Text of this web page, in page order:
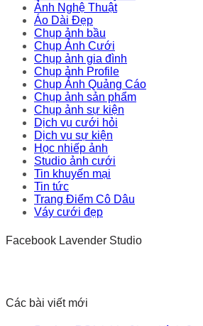
Ảnh Nghệ Thuật
Áo Dài Đẹp
Chụp ảnh bầu
Chụp Ảnh Cưới
Chụp ảnh gia đình
Chụp ảnh Profile
Chụp Ảnh Quảng Cáo
Chụp ảnh sản phẩm
Chụp ảnh sự kiện
Dịch vụ cưới hỏi
Dịch vụ sự kiện
Học nhiếp ảnh
Studio ảnh cưới
Tin khuyến mại
Tin tức
Trang Điểm Cô Dâu
Váy cưới đẹp
Facebook Lavender Studio
Các bài viết mới